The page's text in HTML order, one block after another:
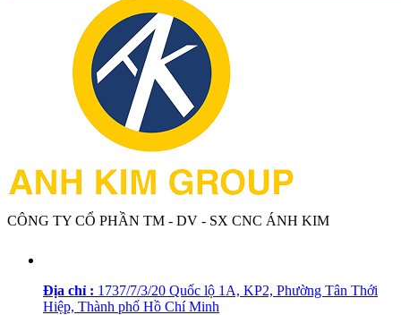
CÔNG TY CỔ PHẦN TM - DV - SX CNC ÁNH KIM
Địa chỉ : 1737/7/3/20 Quốc lộ 1A, KP2, Phường Tân Thới
Hiệp, Thành phố Hồ Chí Minh